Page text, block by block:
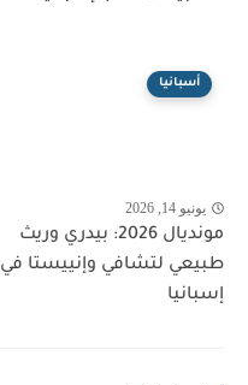
أسبانيا
يونيو 14, 2026
مونديال 2026: بيدري وريث
طبيعي لتشافي وإنييستا في
إسبانيا